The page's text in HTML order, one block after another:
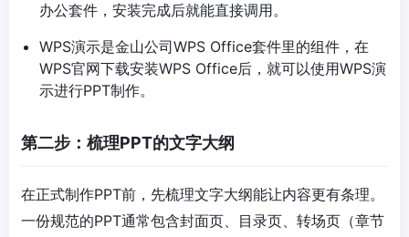
办公套件，安装完成后就能直接调用。
WPS演示是金山公司WPS Office套件里的组件，在
WPS官网下载安装WPS Office后，就可以使用WPS演
示进行PPT制作。
第二步：梳理PPT的文字大纲
在正式制作PPT前，先梳理文字大纲能让内容更有条理。
一份规范的PPT通常包含封面页、目录页、转场页（章节